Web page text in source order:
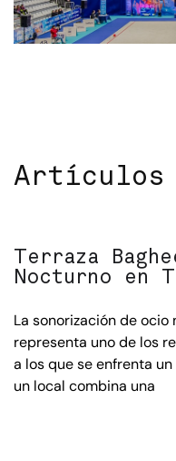
Artículos
Terraza
Nocturno en
La sonorización de
representa uno de los
a los que se enfrenta
un local combina una